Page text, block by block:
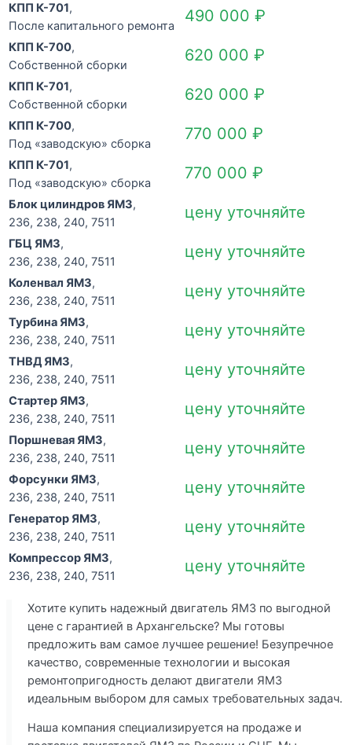
КПП К-701,
После капитального ремонта
490 000 ₽
КПП К-700,
Собственной сборки
620 000 ₽
КПП К-701,
Собственной сборки
620 000 ₽
КПП К-700,
Под «заводскую» сборка
770 000 ₽
КПП К-701,
Под «заводскую» сборка
770 000 ₽
Блок цилиндров ЯМЗ,
236, 238, 240, 7511
цену уточняйте
ГБЦ ЯМЗ,
236, 238, 240, 7511
цену уточняйте
Коленвал ЯМЗ,
236, 238, 240, 7511
цену уточняйте
Турбина ЯМЗ,
236, 238, 240, 7511
цену уточняйте
ТНВД ЯМЗ,
236, 238, 240, 7511
цену уточняйте
Стартер ЯМЗ,
236, 238, 240, 7511
цену уточняйте
Поршневая ЯМЗ,
236, 238, 240, 7511
цену уточняйте
Форсунки ЯМЗ,
236, 238, 240, 7511
цену уточняйте
Генератор ЯМЗ,
236, 238, 240, 7511
цену уточняйте
Компрессор ЯМЗ,
236, 238, 240, 7511
цену уточняйте
Хотите купить надежный двигатель ЯМЗ по выгодной
цене с гарантией в Архангельске? Мы готовы
предложить вам самое лучшее решение! Безупречное
качество, современные технологии и высокая
ремонтопригодность делают двигатели ЯМЗ
идеальным выбором для самых требовательных задач.
Наша компания специализируется на продаже и